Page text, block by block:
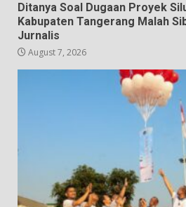
Ditanya Soal Dugaan Proyek
Kabupaten Tangerang Malah
Jurnalis
August 7, 2026